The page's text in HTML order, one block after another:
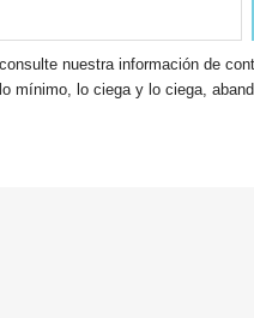
nuestra información de
mínimo, lo ciega y lo ciega,